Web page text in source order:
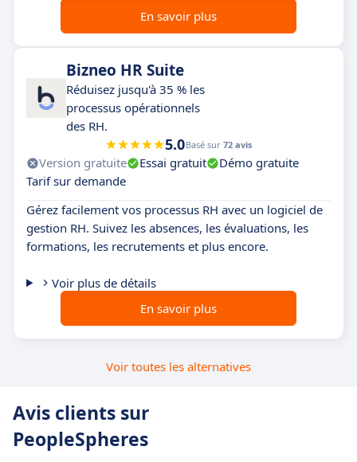
En savoir plus
Bizneo HR Suite
Réduisez jusqu'à 35 % les
processus opérationnels
des RH.
5.0Basé sur 72 avis
Version gratuite Essai gratuit
Démo gratuite
Tarif sur demande
Gérez facilement vos processus RH avec un logiciel de
gestion RH. Suivez les absences, les évaluations, les
formations, les recrutements et plus encore.
Voir plus de détails
En savoir plus
Voir toutes les alternatives
Avis clients sur
PeopleSpheres